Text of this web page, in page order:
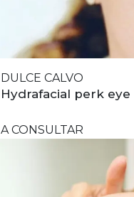
DULCE CALVO
Hydrafacial perk eye
A CONSULTAR